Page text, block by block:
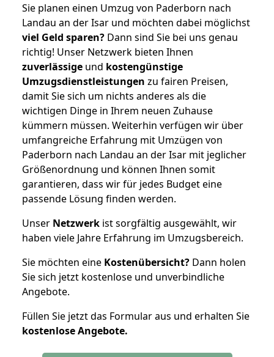
Sie planen einen Umzug von Paderborn nach
Landau an der Isar und möchten dabei möglichst
viel Geld sparen? Dann sind Sie bei uns genau
richtig! Unser Netzwerk bieten Ihnen
zuverlässige und kostengünstige
Umzugsdienstleistungen zu fairen Preisen,
damit Sie sich um nichts anderes als die
wichtigen Dinge in Ihrem neuen Zuhause
kümmern müssen. Weiterhin verfügen wir über
umfangreiche Erfahrung mit Umzügen von
Paderborn nach Landau an der Isar mit jeglicher
Größenordnung und können Ihnen somit
garantieren, dass wir für jedes Budget eine
passende Lösung finden werden.
Unser Netzwerk ist sorgfältig ausgewählt, wir
haben viele Jahre Erfahrung im Umzugsbereich.
Sie möchten eine Kostenübersicht? Dann holen
Sie sich jetzt kostenlose und unverbindliche
Angebote.
Füllen Sie jetzt das Formular aus und erhalten Sie
kostenloseAngebote.